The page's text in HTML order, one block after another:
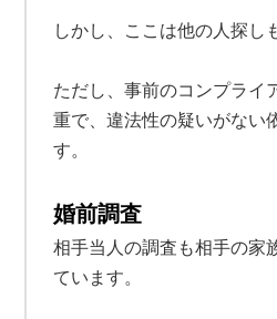
しかし、ここは他の人探し
ただし、事前のコンプライ
重で、違法性の疑いがない
す。
婚前調査
相手当人の調査も相手の家
ています。